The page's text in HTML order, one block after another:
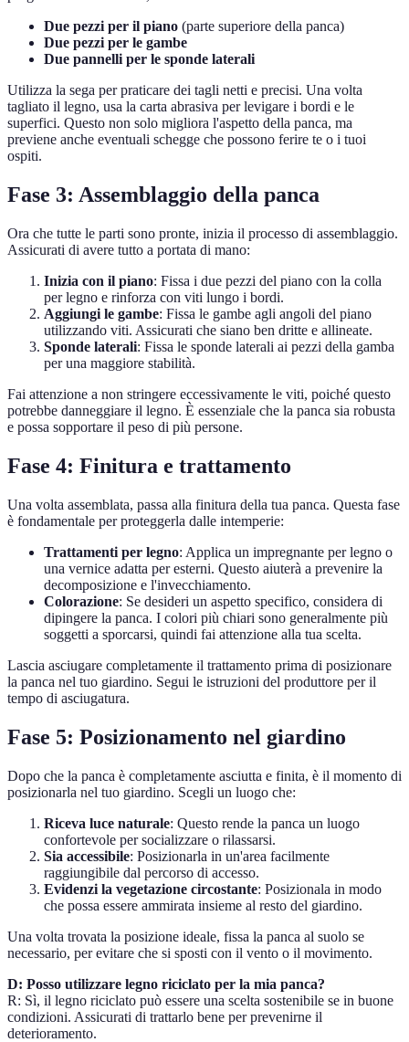
Due pezzi per il piano (parte superiore della panca)
Due pezzi per le gambe
Due pannelli per le sponde laterali
Utilizza la sega per praticare dei tagli netti e precisi. Una volta
tagliato il legno, usa la carta abrasiva per levigare i bordi e le
superfici. Questo non solo migliora l'aspetto della panca, ma
previene anche eventuali schegge che possono ferire te o i tuoi
ospiti.
Fase 3: Assemblaggio della panca
Ora che tutte le parti sono pronte, inizia il processo di assemblaggio.
Assicurati di avere tutto a portata di mano:
Inizia con il piano: Fissa i due pezzi del piano con la colla
per legno e rinforza con viti lungo i bordi.
Aggiungi le gambe: Fissa le gambe agli angoli del piano
utilizzando viti. Assicurati che siano ben dritte e allineate.
Sponde laterali: Fissa le sponde laterali ai pezzi della gamba
per una maggiore stabilità.
Fai attenzione a non stringere eccessivamente le viti, poiché questo
potrebbe danneggiare il legno. È essenziale che la panca sia robusta
e possa sopportare il peso di più persone.
Fase 4: Finitura e trattamento
Una volta assemblata, passa alla finitura della tua panca. Questa fase
è fondamentale per proteggerla dalle intemperie:
Trattamenti per legno: Applica un impregnante per legno o
una vernice adatta per esterni. Questo aiuterà a prevenire la
decomposizione e l'invecchiamento.
Colorazione: Se desideri un aspetto specifico, considera di
dipingere la panca. I colori più chiari sono generalmente più
soggetti a sporcarsi, quindi fai attenzione alla tua scelta.
Lascia asciugare completamente il trattamento prima di posizionare
la panca nel tuo giardino. Segui le istruzioni del produttore per il
tempo di asciugatura.
Fase 5: Posizionamento nel giardino
Dopo che la panca è completamente asciutta e finita, è il momento di
posizionarla nel tuo giardino. Scegli un luogo che:
Riceva luce naturale: Questo rende la panca un luogo
confortevole per socializzare o rilassarsi.
Sia accessibile: Posizionarla in un'area facilmente
raggiungibile dal percorso di accesso.
Evidenzi la vegetazione circostante: Posizionala in modo
che possa essere ammirata insieme al resto del giardino.
Una volta trovata la posizione ideale, fissa la panca al suolo se
necessario, per evitare che si sposti con il vento o il movimento.
D: Posso utilizzare legno riciclato per la mia panca?
R: Sì, il legno riciclato può essere una scelta sostenibile se in buone
condizioni. Assicurati di trattarlo bene per prevenirne il
deterioramento.